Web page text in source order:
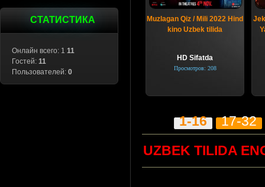
СТАТИСТИКА
Онлайн всего: 1 11
Гостей: 11
Пользователей: 0
Muzlagan Qiz / Mili 2022 Hind
kino Uzbek tilida
HD Sifatda
Просмотров: 208
1-16
17-32
UZBEK TILIDA